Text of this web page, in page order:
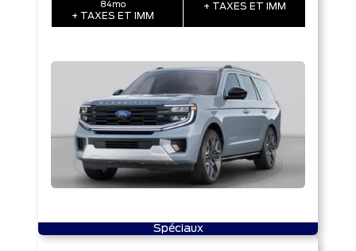
84mo
+ TAXES ET IMM
+ TAXES ET IMM
Spéciaux